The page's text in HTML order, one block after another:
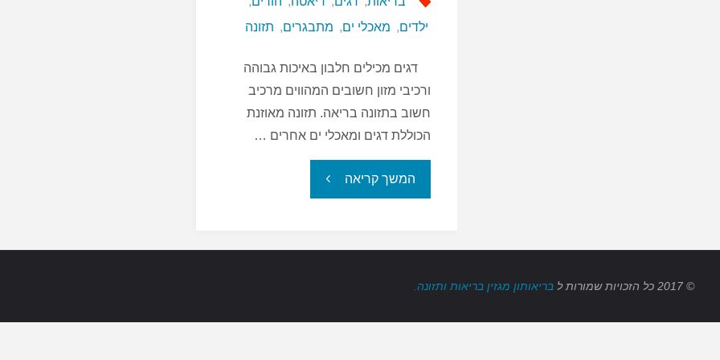
ילדים, מאכלי ים, מתבגרים, תזונה
דגים מכילים חלבון באיכות גבוהה
ורכיבי מזון חשובים המהווים מרכיב
חשוב בתזונה בריאה. תזונה מאוזנת
הכוללת דגים ומאכלי ים אחרים …
המשך קריאה"דגים
© 2017 כל הזכויות שמורותל בריאותון מגזין בריאות ותזונה.